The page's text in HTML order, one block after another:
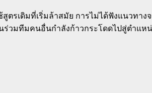
ดิมที่เริ่มล้าสมัย การไม่ได้ฟังแนวทางจ
ร่วมทีมคนอื่นกำลังก้าวกระโดดไปสู่ตำแห